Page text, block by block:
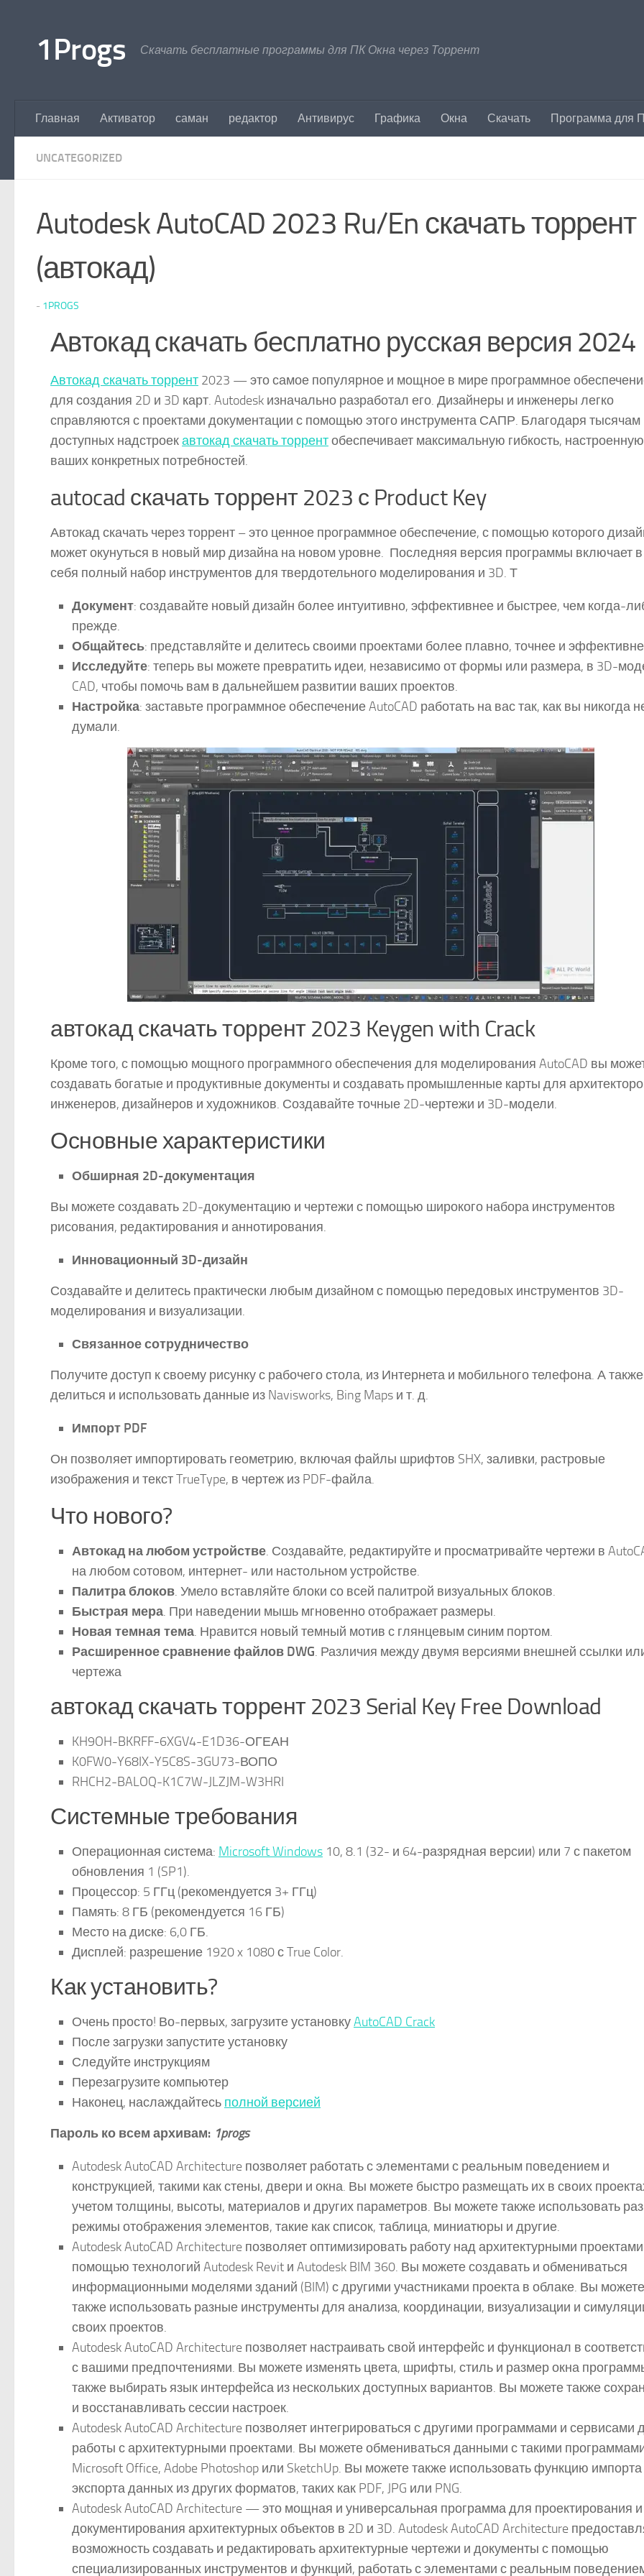
1Progs Скачать бесплатные программы для ПК Окна через Торрент
Главная Активатор саман редактор Антивирус Графика Окна Скачать Программа для
UNCATEGORIZED
Autodesk AutoCAD 2023 Ru/En скачать торрент
(автокад)
- 1PROGS
Автокад скачать бесплатно русская версия 2024
Автокад скачать торрент 2023 — это самое популярное и мощное в мире программное
для создания 2D и 3D карт. Autodesk изначально разработал его. Дизайнеры и инженеры легко
справляются с проектами документации с помощью этого инструмента САПР. Благодаря тысячам
доступных надстроекавтокад скачать торрентобеспечивает максимальную гибкость,
ваших конкретных потребностей.
autocad скачать торрент 2023 с Product Key
Автокад скачать через торрент – это ценное программное обеспечение, с помощью которого
может окунуться в новый мир дизайна на новом уровне. Последняя версия программы включает в
себя полный набор инструментов для твердотельного моделирования и 3D. Т
Документ: создавайте новый дизайн более интуитивно, эффективнее и быстрее, чем когда-
прежде.
Общайтесь: представляйте и делитесь своими проектами более плавно, точнее и
Исследуйте: теперь вы можете превратить идеи, независимо от формы или размера, в 3D-
CAD, чтобы помочь вам в дальнейшем развитии ваших проектов.
Настройка: заставьте программное обеспечение AutoCAD работать на вас так, как вы никогда
думали.
автокад скачать торрент 2023 Keygen with Crack
Кроме того, с помощью мощного программного обеспечения для моделирования AutoCAD вы
создавать богатые и продуктивные документы и создавать промышленные карты для
инженеров, дизайнеров и художников. Создавайте точные 2D-чертежи и 3D-модели.
Основные характеристики
Обширная 2D-документация
Вы можете создавать 2D-документацию и чертежи с помощью широкого набора инструментов
рисования, редактирования и аннотирования.
Инновационный 3D-дизайн
Создавайте и делитесь практически любым дизайном с помощью передовых инструментов 3D-
моделирования и визуализации.
Связанное сотрудничество
Получите доступ к своему рисунку с рабочего стола, из Интернета и мобильного телефона. А также
делиться и использовать данные из Navisworks, Bing Maps и т. д.
Импорт PDF
Он позволяет импортировать геометрию, включая файлы шрифтов SHX, заливки, растровые
изображения и текст TrueType, в чертеж из PDF-файла.
Что нового?
Автокад на любом устройстве. Создавайте, редактируйте и просматривайте чертежи в
на любом сотовом, интернет- или настольном устройстве.
Палитра блоков. Умело вставляйте блоки со всей палитрой визуальных блоков.
Быстрая мера. При наведении мышь мгновенно отображает размеры.
Новая темная тема. Нравится новый темный мотив с глянцевым синим портом.
Расширенное сравнение файлов DWG. Различия между двумя версиями внешней ссылки
чертежа
автокад скачать торрент 2023 Serial Key Free Download
KH9OH-BKRFF-6XGV4-E1D36-ОГЕАН
K0FW0-Y68IX-Y5C8S-3GU73-ВОПО
RHCH2-BALOQ-K1C7W-JLZJM-W3HRI
Системные требования
Операционная система: Microsoft Windows 10, 8.1 (32- и 64-разрядная версии) или 7 с пакетом
обновления 1 (SP1).
Процессор: 5 ГГц (рекомендуется 3+ ГГц)
Память: 8 ГБ (рекомендуется 16 ГБ)
Место на диске: 6,0 ГБ.
Дисплей: разрешение 1920 x 1080 с True Color.
Как установить?
Очень просто! Во-первых, загрузите установкуAutoCAD Crack
После загрузки запустите установку
Следуйте инструкциям
Перезагрузите компьютер
Наконец, наслаждайтесь полной версией
Пароль ко всем архивам: 1progs
Autodesk AutoCAD Architecture позволяет работать с элементами с реальным поведением и
конструкцией, такими как стены, двери и окна. Вы можете быстро размещать их в своих
учетом толщины, высоты, материалов и других параметров. Вы можете также использовать
режимы отображения элементов, такие как список, таблица, миниатюры и другие.
Autodesk AutoCAD Architecture позволяет оптимизировать работу над архитектурными
помощью технологий Autodesk Revit и Autodesk BIM 360. Вы можете создавать и обмениваться
информационными моделями зданий (BIM) с другими участниками проекта в облаке. Вы можете
также использовать разные инструменты для анализа, координации, визуализации и
своих проектов.
Autodesk AutoCAD Architecture позволяет настраивать свой интерфейс и функционал в
с вашими предпочтениями. Вы можете изменять цвета, шрифты, стиль и размер окна
также выбирать язык интерфейса из нескольких доступных вариантов. Вы можете также
и восстанавливать сессии настроек.
Autodesk AutoCAD Architecture позволяет интегрироваться с другими программами и сервисами
работы с архитектурными проектами. Вы можете обмениваться данными с такими
Microsoft Office, Adobe Photoshop или SketchUp. Вы можете также использовать функцию
экспорта данных из других форматов, таких как PDF, JPG или PNG.
Autodesk AutoCAD Architecture — это мощная и универсальная программа для проектирования и
документирования архитектурных объектов в 2D и 3D. Autodesk AutoCAD Architecture
возможность создавать и редактировать архитектурные чертежи и документы с помощью
специализированных инструментов и функций, работать с элементами с реальным